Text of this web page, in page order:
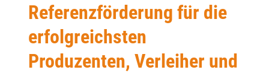
Referenzförderung für die
erfolgreichsten
Produzenten, Verleiher und